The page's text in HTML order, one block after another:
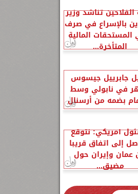
الفلاحين تناشد وزير
بالإسراع في صرف
المستحقات المالية
المتأخرة...
جابرييل جيسوس
في نابولي وسط
بضمه من أرسنال
أمريكي: نتوقع
إلى اتفاق قريبا
عمان وإيران حول
مضيق...